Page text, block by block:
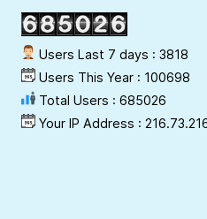
Users Last 7 days : 3818
Users This Year : 100698
Total Users : 685026
Your IP Address :